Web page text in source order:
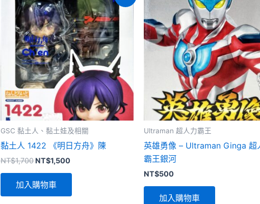
GSC 黏土人、黏土娃及相關
黏土人 1422 《明日方舟》陳
NT$1,700 原
格：
NT$1,700。
NT$1,500目
NT$1,500。
加入購物車
Ultraman 超人力霸王
英雄勇像 – Ultraman Ginga 超
霸王銀河
NT$500
加入購物車